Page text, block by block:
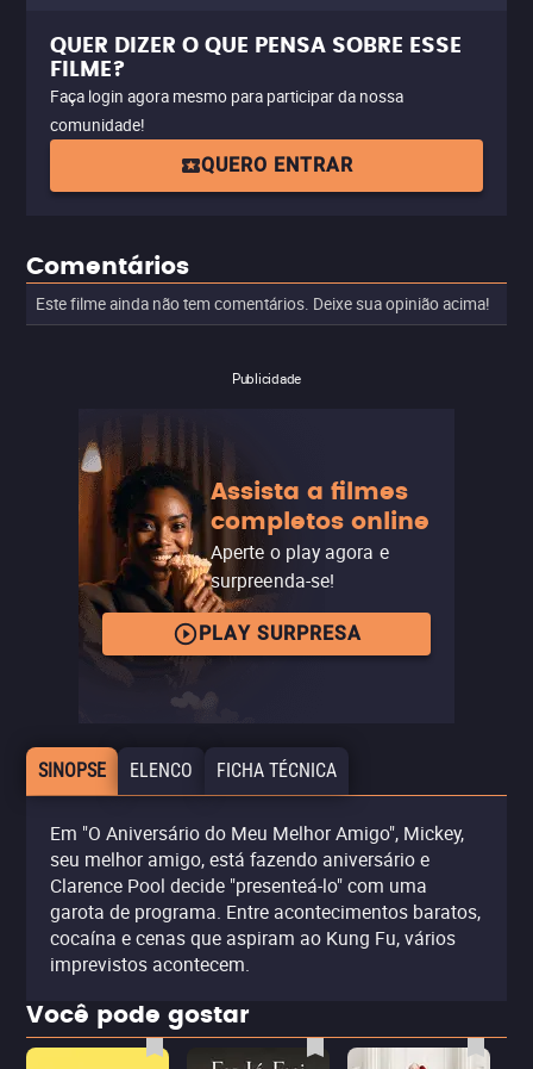
QUER DIZER O QUE PENSA SOBRE ESSE
FILME?
Faça login agora mesmo para participar da nossa
comunidade!
QUERO ENTRAR
Comentários
Este filme ainda não tem comentários. Deixe sua opinião acima!
Publicidade
Assista a filmes
completos online
Aperte o play agora e
surpreenda-se!
PLAY SURPRESA
SINOPSE ELENCO FICHA TÉCNICA
Em "O Aniversário do Meu Melhor Amigo", Mickey,
seu melhor amigo, está fazendo aniversário e
Clarence Pool decide "presenteá-lo" com uma
garota de programa. Entre acontecimentos baratos,
cocaína e cenas que aspiram ao Kung Fu, vários
imprevistos acontecem.
Você pode gostar